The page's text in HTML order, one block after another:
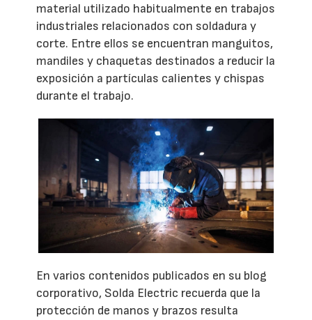
material utilizado habitualmente en trabajos
industriales relacionados con soldadura y
corte. Entre ellos se encuentran manguitos,
mandiles y chaquetas destinados a reducir la
exposición a partículas calientes y chispas
durante el trabajo.
En varios contenidos publicados en su blog
corporativo, Solda Electric recuerda que la
protección de manos y brazos resulta